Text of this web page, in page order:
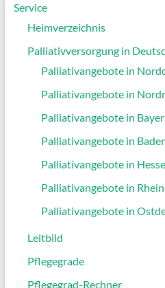
Service
Heimverzeichnis
Palliativversorgung in
Palliativangebote in
Palliativangebote in
Palliativangebote in
Palliativangebote in
Palliativangebote in
Palliativangebote in
Palliativangebote in
Leitbild
Pflegegrade
Pflegegrad-Rechner